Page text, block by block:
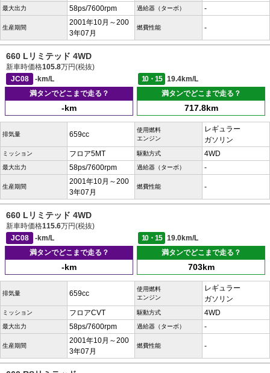
最大出力 58ps/7600rpm 過給器（ターボ） -
生産期間
2001年10月～200
3年07月
燃費性能 -
660 Lリミテッド 4WD
新車時価格105.8万円(税抜)
JC08
-km/L 10・15
19.4km/L
満タンでどこまで走る？
-km
満タンでどこまで走る？
717.8km
排気量 659cc
使用燃料
エンジン
レギュラー
ガソリン
ミッション フロア5MT 駆動方式 4WD
最大出力 58ps/7600rpm 過給器（ターボ） -
生産期間
2001年10月～200
3年07月
燃費性能 -
660 Lリミテッド 4WD
新車時価格115.6万円(税抜)
JC08
-km/L 10・15
19.0km/L
満タンでどこまで走る？
-km
満タンでどこまで走る？
703km
排気量 659cc
使用燃料
エンジン
レギュラー
ガソリン
ミッション フロアCVT 駆動方式 4WD
最大出力 58ps/7600rpm 過給器（ターボ） -
生産期間
2001年10月～200
3年07月
燃費性能 -